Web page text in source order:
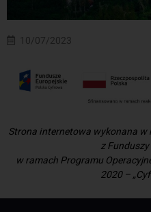
10/07/2023
Strona internetowa wykonana
z
w ramach Programu
2020 –